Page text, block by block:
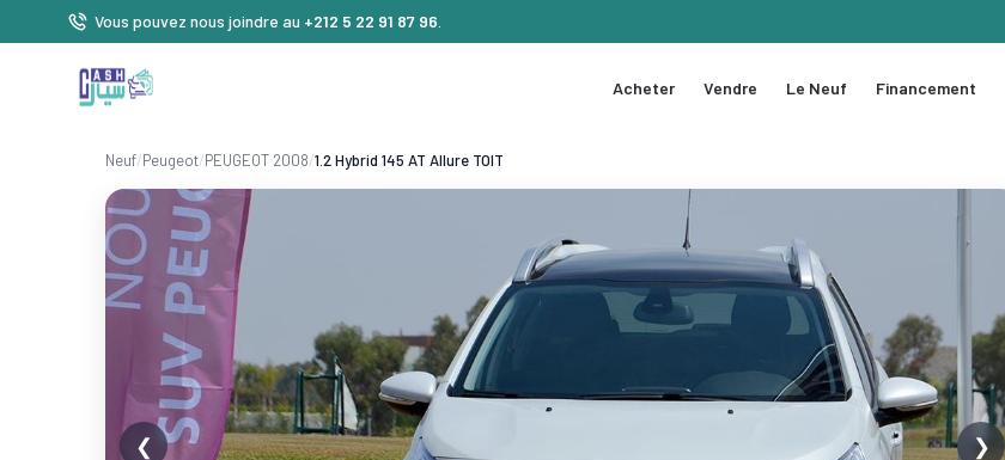
Vous pouvez nous joindre au +212 5 22 91 87 96
Acheter Vendre Le Neuf Financement
Neuf/Peugeot/PEUGEOT 2008/1.2 Hybrid 145 AT Allure TOIT
❮ ❯